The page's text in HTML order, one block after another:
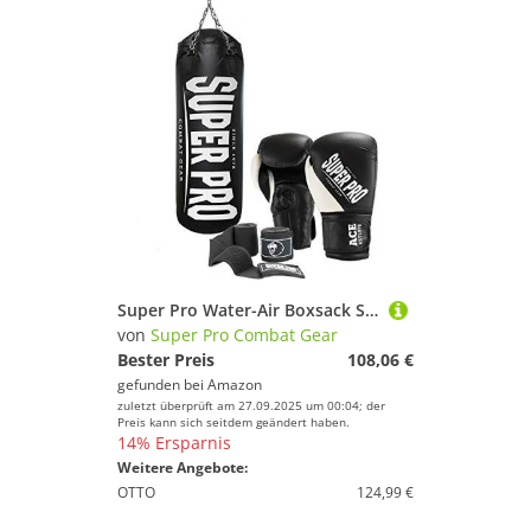
Super Pro Water-Air Boxsack Set, schwarz/weiß, 100 cm
von Super Pro Combat Gear
Bester Preis
108,06 €
gefunden bei Amazon
zuletzt überprüft am 27.09.2025 um 00:04; der
Preis kann sich seitdem geändert haben.
14% Ersparnis
Weitere Angebote:
OTTO
124,99 €